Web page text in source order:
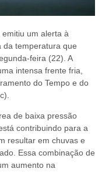
um alerta à
da temperatura que
feira (22). A
intensa frente fria,
do Tempo e do
de baixa pressão
contribuindo para a
resultar em chuvas e
Essa combinação de
aumento na